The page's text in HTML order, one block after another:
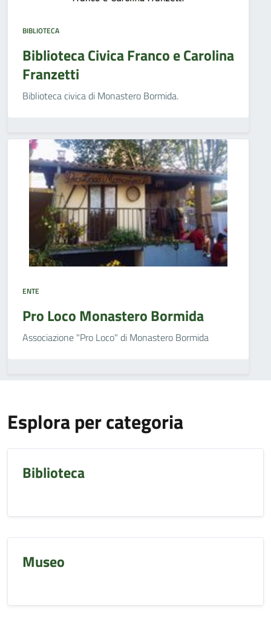
BIBLIOTECA
Biblioteca Civica Franco e Carolina
Franzetti
Biblioteca civica di Monastero Bormida.
ENTE
Pro Loco Monastero Bormida
Associazione "Pro Loco" di Monastero Bormida
Esplora per categoria
Biblioteca
Museo